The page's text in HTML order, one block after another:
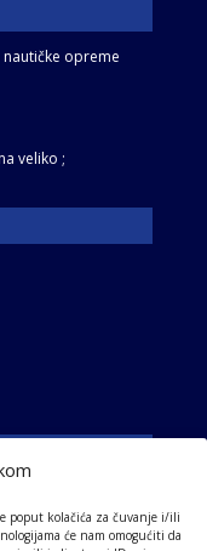
poput kolačića za čuvanje i/ili
će nam omogućiti da
nautičke opreme
veliko ;